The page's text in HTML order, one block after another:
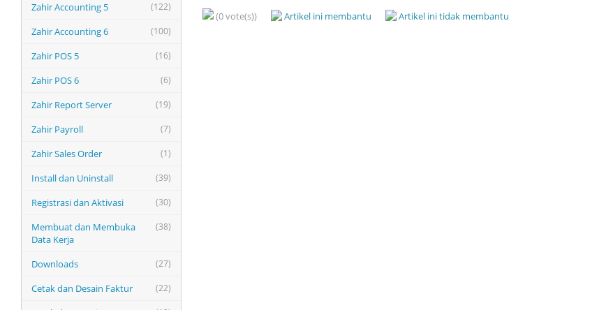
(122)
Zahir Accounting 5
(100)
Zahir Accounting 6
(16)
Zahir POS 5
(6)
Zahir POS 6
(19)
Zahir Report Server
(7)
Zahir Payroll
(1)
Zahir Sales Order
(39)
Install dan Uninstall
(30)
Registrasi dan Aktivasi
(38)
Membuat dan Membuka
Data Kerja
(27)
Downloads
(22)
Cetak dan Desain Faktur
(0 vote(s)) Artikel ini membantu Artikel ini tidak membantu